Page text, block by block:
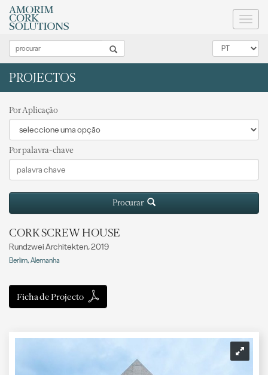
PROJECTOS
Por Aplicação
Por palavra-chave
Procurar
CORK SCREW HOUSE
Rundzwei Architekten, 2019
Berlim, Alemanha
Ficha de Projecto